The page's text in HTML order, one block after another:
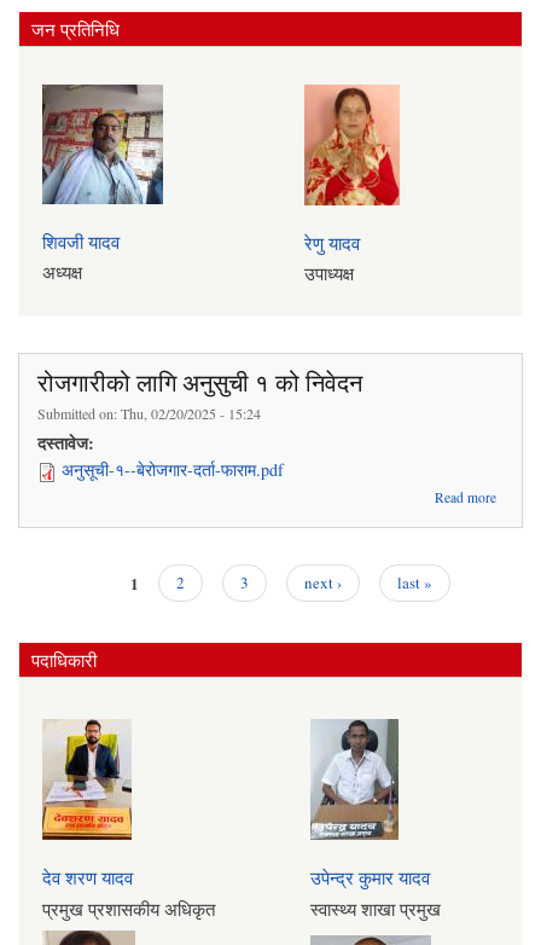
जन प्रतिनिधि
शिवजी यादव
अध्यक्ष
रेणु यादव
उपाध्यक्ष
रोजगारीको लागि अनुसुची १ को निवेदन
Submitted on:Thu, 02/20/2025 - 15:24
दस्तावेज:
अनुसूची-१--बेरोजगार-दर्ता-फाराम.pdf
Read more
1 2 3 next › last »
पदाधिकारी
देव शरण यादव
प्रमुख प्रशासकीय अधिकृत
उपेन्द्र कुमार यादव
स्वास्थ्य शाखा प्रमुख